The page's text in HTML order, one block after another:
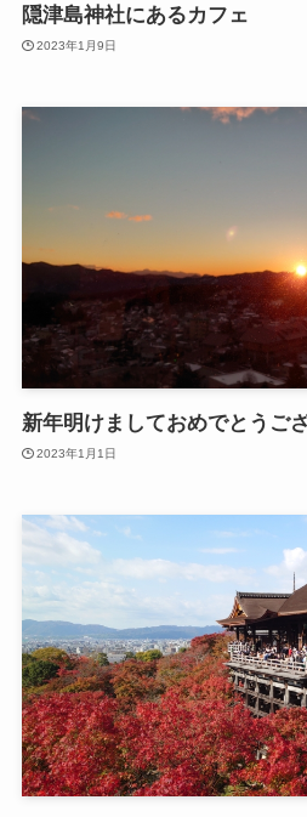
隠津島神社にあるカフェ
2023年1月9日
新年明けましておめでとうござ
2023年1月1日